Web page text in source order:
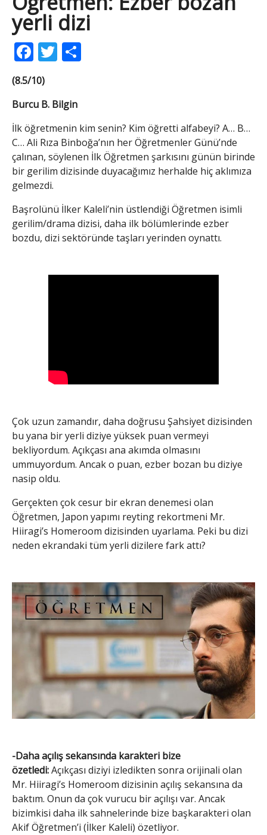
yerli dizi
Facebook
Twitter
(8.5/10)
Burcu B. Bilgin
İlk öğretmenin kim senin? Kim öğretti alfabeyi? A… B…
C… Ali Rıza Binboğa’nın her Öğretmenler Günü’nde
çalınan, söylenen İlk Öğretmen şarkısını günün birinde
bir gerilim dizisinde duyacağımız herhalde hiç aklımıza
gelmezdi.
Başrolünü İlker Kaleli’nin üstlendiği Öğretmen isimli
gerilim/drama dizisi, daha ilk bölümlerinde ezber
bozdu, dizi sektöründe taşları yerinden oynattı.
Çok uzun zamandır, daha doğrusu Şahsiyet dizisinden
bu yana bir yerli diziye yüksek puan vermeyi
bekliyordum. Açıkçası ana akımda olmasını
ummuyordum. Ancak o puan, ezber bozan bu diziye
nasip oldu.
Gerçekten çok cesur bir ekran denemesi olan
Öğretmen, Japon yapımı reyting rekortmeni Mr.
Hiiragi’s Homeroom dizisinden uyarlama. Peki bu dizi
neden ekrandaki tüm yerli dizilere fark attı?
-Daha açılış sekansında karakteri bize
özetledi:Açıkçası diziyi izledikten sonra orijinali olan
Mr. Hiiragi’s Homeroom dizisinin açılış sekansına da
baktım. Onun da çok vurucu bir açılışı var. Ancak
bizimkisi daha ilk sahnelerinde bize başkarakteri olan
Akif Öğretmen’i (İlker Kaleli) özetliyor.